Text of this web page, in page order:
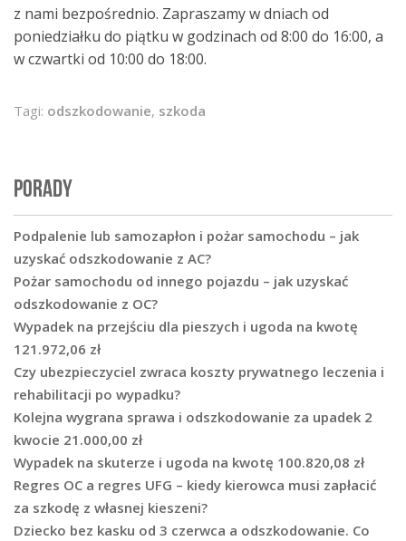
z nami bezpośrednio. Zapraszamy w dniach od
poniedziałku do piątku w godzinach od 8:00 do 16:00, a
w czwartki od 10:00 do 18:00.
Tagi: odszkodowanie, szkoda
PORADY
Podpalenie lub samozapłon i pożar samochodu – jak
uzyskać odszkodowanie z AC?
Pożar samochodu od innego pojazdu – jak uzyskać
odszkodowanie z OC?
Wypadek na przejściu dla pieszych i ugoda na kwotę
121.972,06 zł
Czy ubezpieczyciel zwraca koszty prywatnego leczenia i
rehabilitacji po wypadku?
Kolejna wygrana sprawa i odszkodowanie za upadek 2
kwocie 21.000,00 zł
Wypadek na skuterze i ugoda na kwotę 100.820,08 zł
Regres OC a regres UFG – kiedy kierowca musi zapłacić
za szkodę z własnej kieszeni?
Dziecko bez kasku od 3 czerwca a odszkodowanie. Co